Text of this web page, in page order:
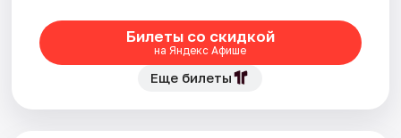
Билеты со скидкой
на Яндекс Афише
Еще билеты